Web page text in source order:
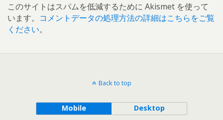
このサイトはスパムを低減するために Akismet を使って
います。 コメントデータの処理方法の詳細はこちらをご覧
ください。
Back to top
Mobile Desktop